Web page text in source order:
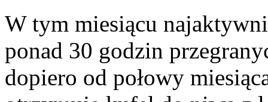
W tym miesiącu
ponad 30 godzin
dopiero od połowy